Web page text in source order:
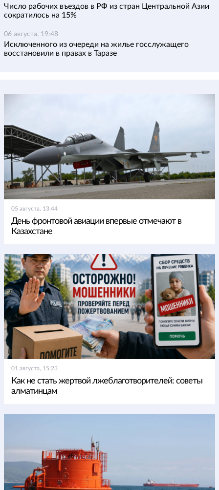
Число рабочих въездов в РФ из стран Центральной Азии
сократилось на 15%
06 августа, 19:48
Исключенного из очереди на жилье госслужащего
восстановили в правах в Таразе
05 августа, 13:44
День фронтовой авиации впервые отмечают в
Казахстане
01 августа, 15:23
Как не стать жертвой лжеблаготворителей: советы
алматинцам